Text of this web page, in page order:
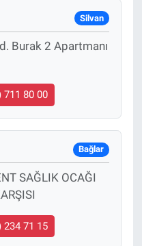
Silvan
Burak 2 Apartmanı
711 80 00
Bağlar
SAĞLIK OCAĞI
234 71 15